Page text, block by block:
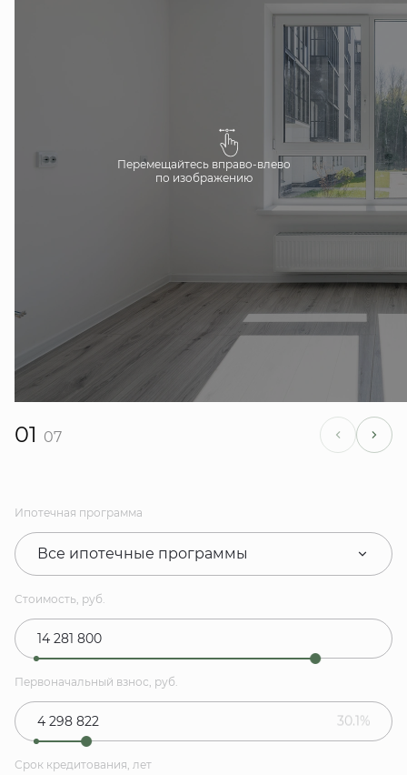
Перемещайтесь вправо-влево
по изображению
01 07
Ипотечная программа
Все ипотечные программы
Стоимость, руб.
Первоначальный взнос, руб.
30.1%
Срок кредитования, лет